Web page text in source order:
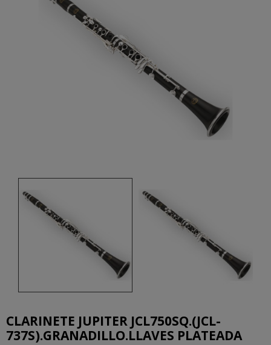
CLARINETE JUPITER JCL750SQ.(JCL-
737S).GRANADILLO.LLAVES PLATEADA